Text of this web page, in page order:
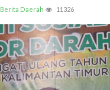
Berita Daerah 11326